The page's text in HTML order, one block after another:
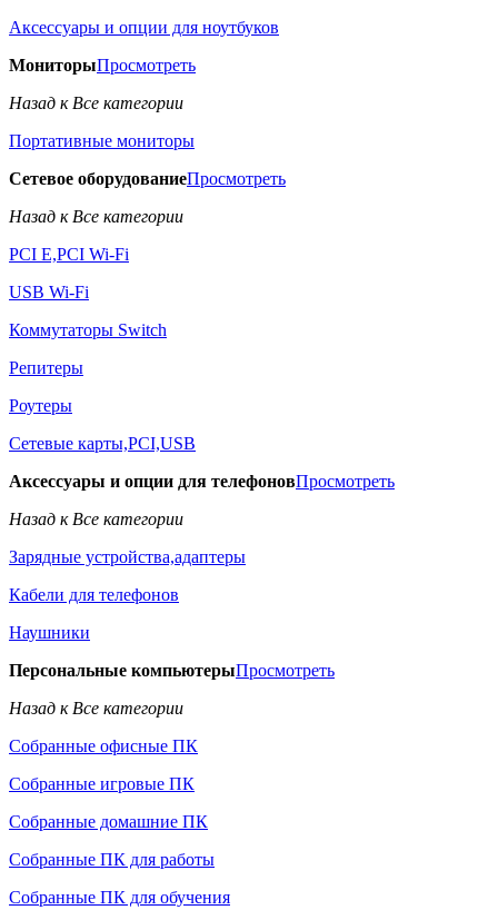
Аксессуары и опции для ноутбуков
МониторыПросмотреть
Назад к Все категории
Портативные мониторы
Сетевое оборудованиеПросмотреть
Назад к Все категории
PCI E,PCI Wi-Fi
USB Wi-Fi
Коммутаторы Switch
Репитеры
Роутеры
Сетевые карты,PCI,USB
Аксессуары и опции для телефоновПросмотреть
Назад к Все категории
Зарядные устройства,адаптеры
Кабели для телефонов
Наушники
Персональные компьютерыПросмотреть
Назад к Все категории
Собранные офисные ПК
Собранные игровые ПК
Собранные домашние ПК
Собранные ПК для работы
Собранные ПК для обучения